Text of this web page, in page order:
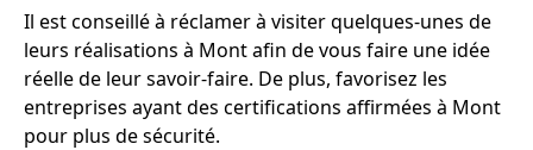
Il est conseillé à réclamer à visiter quelques-unes de
leurs réalisations à Mont afin de vous faire une idée
réelle de leur savoir-faire. De plus, favorisez les
entreprises ayant des certifications affirmées à Mont
pour plus de sécurité.